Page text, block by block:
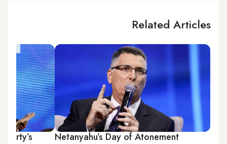
Related Articles
Netanyahu’s Day of Atonement
party’s